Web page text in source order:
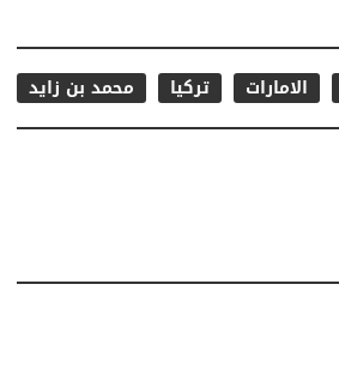
الامارات تركيا محمد بن زايد